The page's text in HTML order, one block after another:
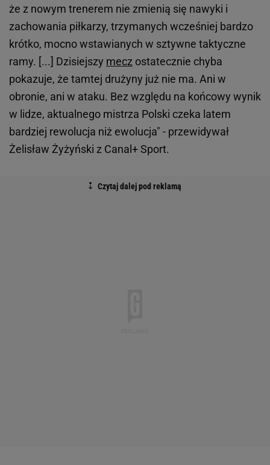
że z nowym trenerem nie zmienią się nawyki i
zachowania piłkarzy, trzymanych wcześniej bardzo
krótko, mocno wstawianych w sztywne taktyczne
ramy. [...] Dzisiejszy mecz ostatecznie chyba
pokazuje, że tamtej drużyny już nie ma. Ani w
obronie, ani w ataku. Bez względu na końcowy wynik
w lidze, aktualnego mistrza Polski czeka latem
bardziej rewolucja niż ewolucja" - przewidywał
Żelisław Żyżyński z Canal+ Sport.